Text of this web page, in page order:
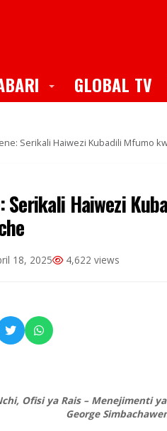
Toggle Dropdown
GLOBAL TV
Serikali Haiwezi Kubadili Mfumo
Serikali Haiwezi
18, 2025 4,622 views
Ofisi ya Rais – Menejimenti
George